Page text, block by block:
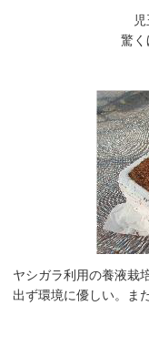
驚く
ヤシガラ利用の養液栽
出ず環境に優しい。ま